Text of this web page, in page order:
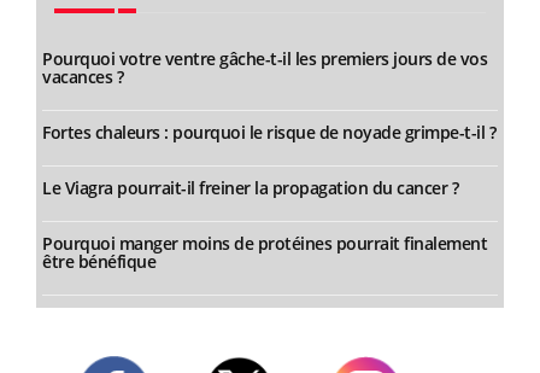
Pourquoi votre ventre gâche-t-il les premiers jours de vos
vacances ?
Fortes chaleurs : pourquoi le risque de noyade grimpe-t-il ?
Le Viagra pourrait-il freiner la propagation du cancer ?
Pourquoi manger moins de protéines pourrait finalement
être bénéfique